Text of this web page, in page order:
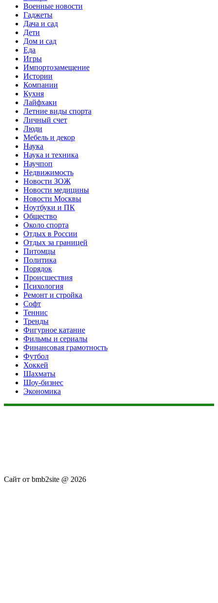
Военные новости
Гаджеты
Дача и сад
Дети
Дом и сад
Еда
Игры
Импортозамещение
Истории
Компании
Кухня
Лайфхаки
Летние виды спорта
Личный счет
Люди
Мебель и декор
Наука
Наука и техника
Научпоп
Недвижимость
Новости ЗОЖ
Новости медицины
Новости Москвы
Ноутбуки и ПК
Общество
Около спорта
Отдых в России
Отдых за границей
Питомцы
Политика
Порядок
Происшествия
Психология
Ремонт и стройка
Софт
Теннис
Тренды
Фигурное катание
Фильмы и сериалы
Финансовая грамотность
Футбол
Хоккей
Шахматы
Шоу-бизнес
Экономика
Сайт от bmb2site @ 2026